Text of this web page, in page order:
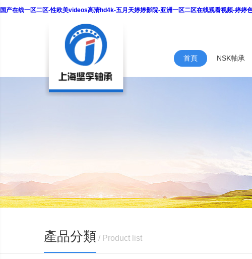
国产在线一区二区-性欧美videos高清hd4k-五月天婷婷影院-亚洲一区二区在线观看视频-婷
首頁 NSK軸承
產品分類 / Product list